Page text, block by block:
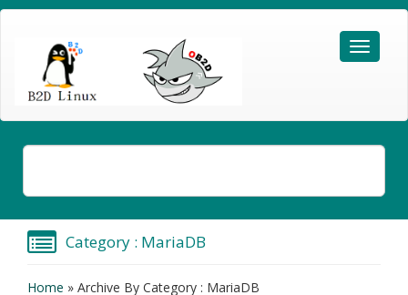
Category : MariaDB
Home » Archive By Category : MariaDB